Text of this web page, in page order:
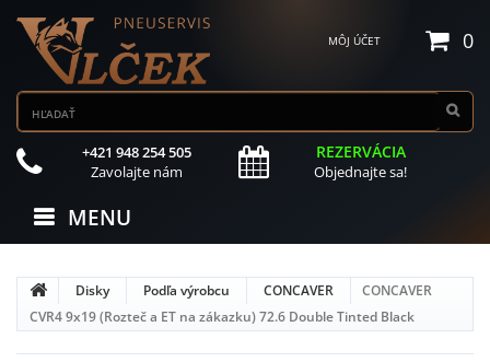
0
MÔJ ÚČET
+421 948 254 505
Zavolajte nám
REZERVÁCIA
Objednajte sa!
MENU
Disky Podľa výrobcu CONCAVER
CONCAVER
CVR4 9x19 (Rozteč a ET na zákazku) 72.6 Double Tinted Black